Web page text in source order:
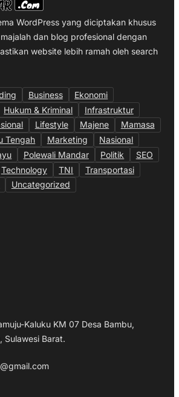
WordPress yang diciptakan khusus
dan blog profesional dengan
website lebih ramah oleh search
Business
Ekonomi
Hukum & Kriminal
Infrastruktur
Lifestyle Majene
Mamasa
Tengah Marketing
Nasional
Polewali Mandar Politik
SEO
Technology TNI
Transportasi
Uncategorized
Kaluku KM 07 Desa Bambu,
Sulawesi Barat.